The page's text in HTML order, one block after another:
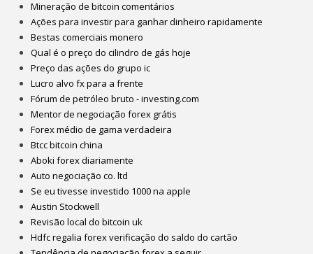
Mineração de bitcoin comentários
Ações para investir para ganhar dinheiro rapidamente
Bestas comerciais monero
Qual é o preço do cilindro de gás hoje
Preço das ações do grupo ic
Lucro alvo fx para a frente
Fórum de petróleo bruto - investing.com
Mentor de negociação forex grátis
Forex médio de gama verdadeira
Btcc bitcoin china
Aboki forex diariamente
Auto negociação co. ltd
Se eu tivesse investido 1000 na apple
Austin Stockwell
Revisão local do bitcoin uk
Hdfc regalia forex verificação do saldo do cartão